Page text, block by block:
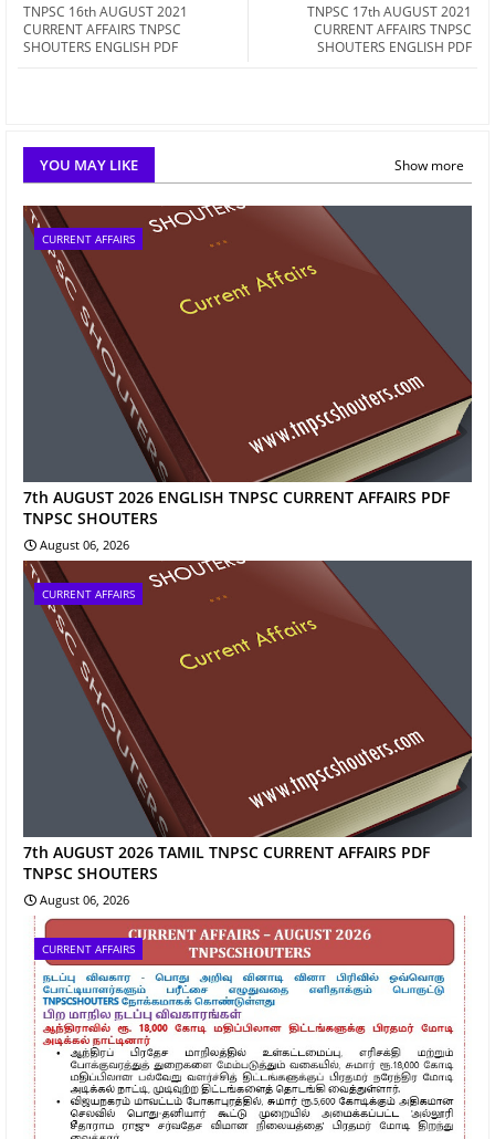
TNPSC 17th AUGUST 2021
CURRENT AFFAIRS TNPSC
SHOUTERS ENGLISH PDF
TNPSC 16th AUGUST 2021
CURRENT AFFAIRS TNPSC
SHOUTERS ENGLISH PDF
YOU MAY LIKE Show more
CURRENT AFFAIRS
7th AUGUST 2026 ENGLISH TNPSC CURRENT AFFAIRS PDF
TNPSC SHOUTERS
August 06, 2026
CURRENT AFFAIRS
7th AUGUST 2026 TAMIL TNPSC CURRENT AFFAIRS PDF
TNPSC SHOUTERS
August 06, 2026
CURRENT AFFAIRS